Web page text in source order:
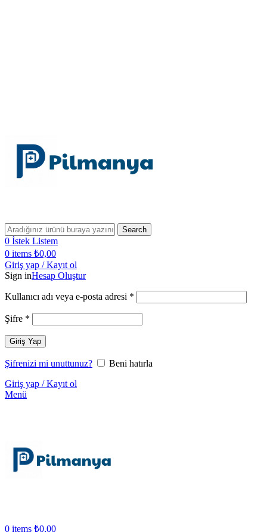
Search
0 İstek Listem
0 items ₺0,00
Giriş yap / Kayıt ol
Sign inHesap Oluştur
Kullanıcı adı veya e-posta adresi *
Şifre *
Giriş Yap
Şifrenizi mi unuttunuz?
Beni hatırla
Giriş yap / Kayıt ol
Menü
0 items ₺0,00